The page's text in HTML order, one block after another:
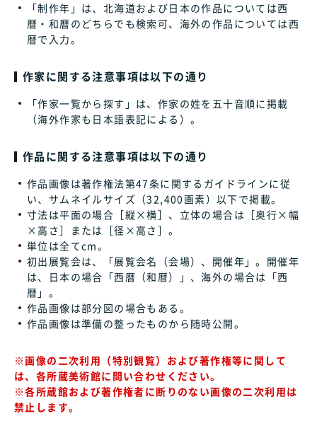
「制作年」は、北海道および日本の作品については西
暦・和暦のどちらでも検索可、海外の作品については西
暦で入力。
作家に関する注意事項は以下の通り
「作家一覧から探す」は、作家の姓を五十音順に掲載
（海外作家も日本語表記による）。
作品に関する注意事項は以下の通り
作品画像は著作権法第47条に関するガイドラインに従
い、サムネイルサイズ（32,400画素）以下で掲載。
寸法は平面の場合［縦×横］、立体の場合は［奥行×幅
×高さ］または［径×高さ］。
単位は全てcm。
初出展覧会は、「展覧会名（会場）、開催年」。開催年
は、日本の場合「西暦（和暦）」、海外の場合は「西
暦」。
作品画像は部分図の場合もある。
作品画像は準備の整ったものから随時公開。
※画像の二次利用（特別観覧）および著作権等に関して
は、各所蔵美術館に問い合わせください。
※各所蔵館および著作権者に断りのない画像の二次利用は
禁止します。